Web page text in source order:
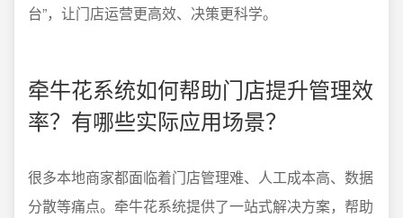
台”，让门店运营更高效、决策更科学。
牵牛花系统如何帮助门店提升管理效
率？有哪些实际应用场景？
很多本地商家都面临着门店管理难、人工成本高、数据
分散等痛点。牵牛花系统提供了一站式解决方案，帮助